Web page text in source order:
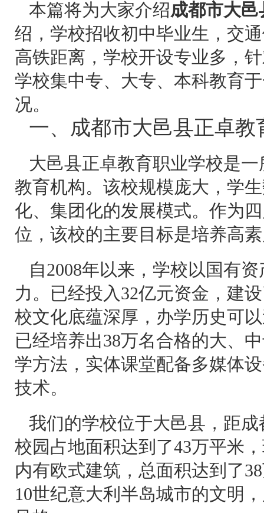
本篇将为大家介绍成都市大
绍，学校招收初中毕业生，交
高铁距离，学校开设专业多，
学校集中专、大专、本科教育
况。
一、成都市大邑县正卓教
大邑县正卓教育职业学校是
教育机构。该校规模庞大，学
化、集团化的发展模式。作为
位，该校的主要目标是培养高
自2008年以来，学校以国有
力。已经投入32亿元资金，建
校文化底蕴深厚，办学历史可
已经培养出38万名合格的大、
学方法，实体课堂配备多媒体
技术。
我们的学校位于大邑县，距
校园占地面积达到了43万平米
内有欧式建筑，总面积达到了
10世纪意大利半岛城市的文明